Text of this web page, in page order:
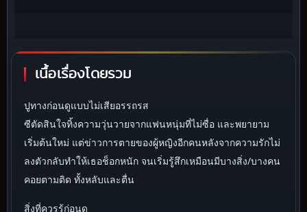
เนื้อเรื่องโดยรวม
ปูทางก่อนดูแบบไม่เสียอรรถรส
ซีตัดสินใจทิ้งความวุ่นวายจากแฟนหนุ่มที่ไม่ซื่อ และพยายาม
เริ่มต้นใหม่ แต่ข่าวการตายของผู้หญิงอีกคนหลังจากความรักไม่
ลงตัวกลับทำให้เธอช็อกหนัก จนเริ่มรู้สึกเหมือนมีบางสิ่ง/บางคน
คอยตามติด ทั้งหลับและตื่น
สิ่งที่ควรรู้ก่อนดู